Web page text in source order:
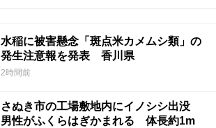
水稲に被害懸念「斑点米カメムシ類」の
発生注意報を発表 香川県
2時間前
さぬき市の工場敷地内にイノシシ出没
男性がふくらはぎかまれる 体長約1m